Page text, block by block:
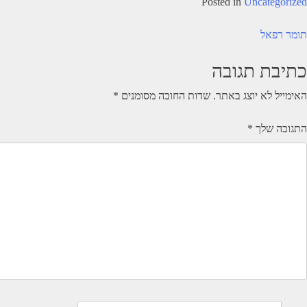
ניווט
תומר רפאל
כתיבת תגובה
האימייל לא יוצג באתר. שדות החובה מסומנים *
התגובה שלך *